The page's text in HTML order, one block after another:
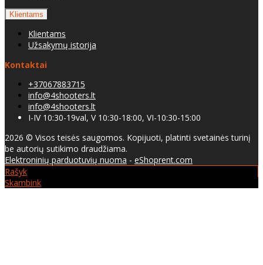
Klientams
Klientams
Užsakymų istorija
Kontaktai
+37067883715
info@4shooters.lt
info@4shooters.lt
I-IV 10:30-19val, V 10:30-18:00, VI-10:30-15:00
2026 © Visos teisės saugomos. Kopijuoti, platinti svetainės turinį
be autorių sutikimo draudžiama.
Elektroninių parduotuvių nuoma - eShoprent.com
Rašyk
Skambink